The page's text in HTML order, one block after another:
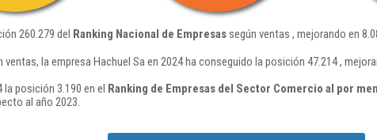
260.279 del Ranking Nacional de Empresassegún ventas , mejorando en
ventas, la empresa Hachuel Sa en 2024 ha conseguido la posición 47.214 ,
la posición 3.190 en el Ranking de Empresas del Sector Comercio al por
al año 2023.